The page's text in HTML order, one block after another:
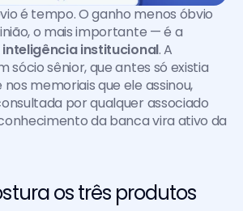
é tempo. O ganho menos óbvio
institucional. A
sócio sênior, que antes só existia
memoriais que ele assinou,
por qualquer associado
da banca vira ativo da
os três produtos